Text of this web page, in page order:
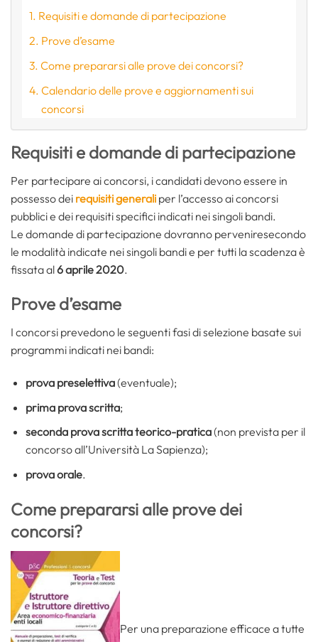
Requisiti e domande di partecipazione
Prove d’esame
Come prepararsi alle prove dei concorsi?
Calendario delle prove e aggiornamenti sui
concorsi
Requisiti e domande di partecipazione
Per partecipare ai concorsi, i candidati devono essere in
possesso dei requisiti generali per l’accesso ai concorsi
pubblici e dei requisiti specifici indicati nei singoli bandi.
Le domande di partecipazione dovranno perveniresecondo
le modalità indicate nei singoli bandi e per tutti la scadenza è
fissata al6 aprile 2020.
Prove d’esame
I concorsi prevedono le seguenti fasi di selezione basate sui
programmi indicati nei bandi:
prova preselettiva(eventuale);
prima prova scritta;
seconda prova scritta teorico-pratica(non prevista per il
concorso all’Università La Sapienza);
prova orale.
Come prepararsi alle prove dei
concorsi?
Per una preparazione efficace a tutte